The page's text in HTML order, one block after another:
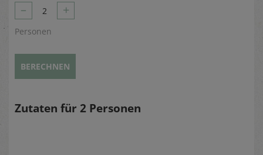
– 2 +
Personen
BERECHNEN
Zutaten für 2 Personen